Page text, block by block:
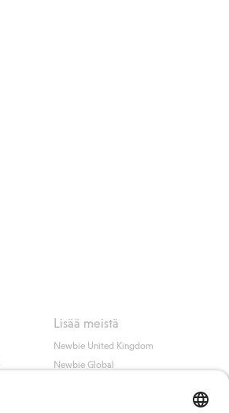
Lisää meistä
Newbie United Kingdom
Newbie Global